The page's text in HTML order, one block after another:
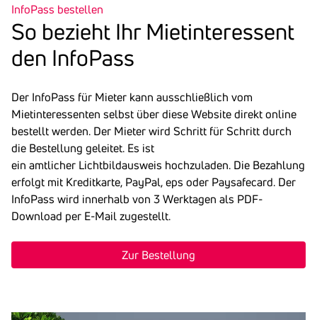
InfoPass bestellen
So bezieht Ihr Miet­in­ter­es­sent
den Info­Pass
Der InfoPass für Mieter kann ausschließlich vom
Mietinteressenten selbst über diese Website direkt online
bestellt werden. Der Mieter wird Schritt für Schritt durch
die Bestellung geleitet. Es ist
ein amtlicher Lichtbildausweis hochzuladen. Die Bezahlung
erfolgt mit Kreditkarte, PayPal, eps oder Paysafecard. Der
InfoPass wird innerhalb von 3 Werktagen als PDF-
Download per E-Mail zugestellt.
Zur Bestellung